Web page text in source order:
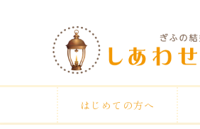
はじめての方へ